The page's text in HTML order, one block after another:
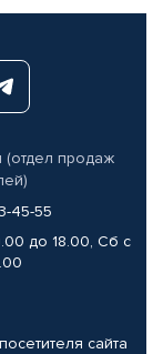
(отдел продаж
45-55
до 18.00, Сб с
сайта